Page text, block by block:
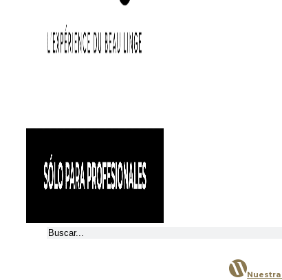
Buscar